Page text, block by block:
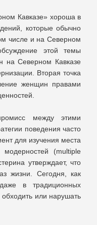
Кавказе» хороша в
которые обычно
числе и на Северном
этой темы
на Северном Кавказе
Вторая точка
женщин правами
между этими
поведения часто
для изучения места
(multiple
утверждает, что
жизни. Сегодня, как
в традиционных
или нарушать